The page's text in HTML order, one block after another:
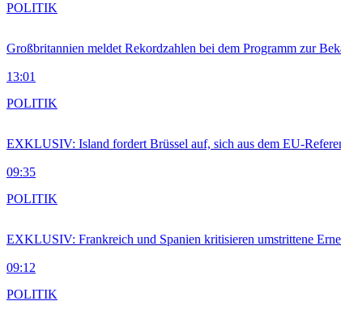
Großbritannien meldet Rekordzahlen bei dem Programm zur
13:01
POLITIK
EXKLUSIV: Island fordert Brüssel auf, sich aus dem EU-
09:35
POLITIK
EXKLUSIV: Frankreich und Spanien kritisieren umstrittene
09:12
POLITIK
POLITIK